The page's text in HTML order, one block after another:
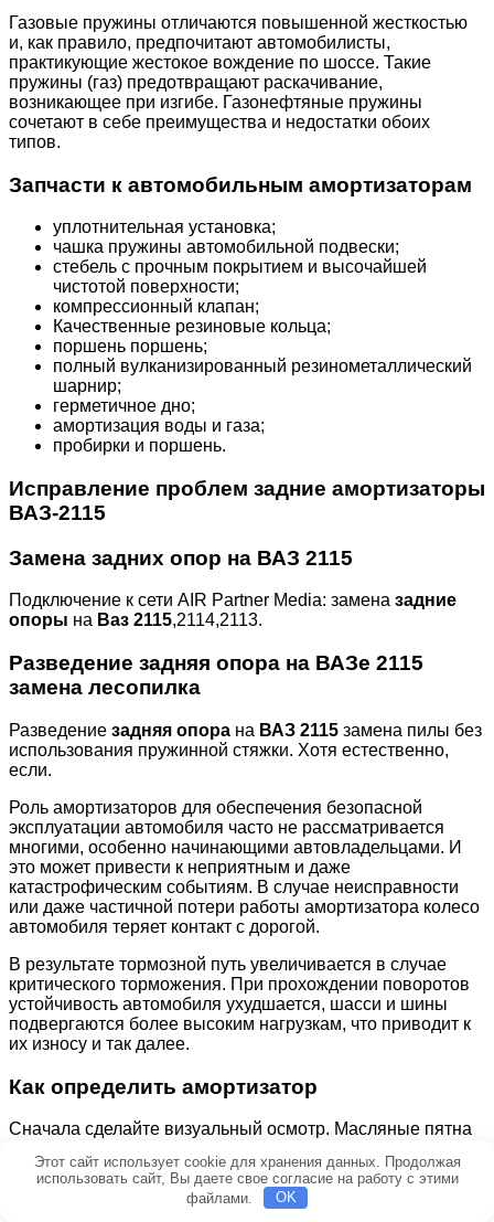
Газовые пружины отличаются повышенной жесткостью
и, как правило, предпочитают автомобилисты,
практикующие жестокое вождение по шоссе. Такие
пружины (газ) предотвращают раскачивание,
возникающее при изгибе. Газонефтяные пружины
сочетают в себе преимущества и недостатки обоих
типов.
Запчасти к автомобильным амортизаторам
уплотнительная установка;
чашка пружины автомобильной подвески;
стебель с прочным покрытием и высочайшей
чистотой поверхности;
компрессионный клапан;
Качественные резиновые кольца;
поршень поршень;
полный вулканизированный резинометаллический
шарнир;
герметичное дно;
амортизация воды и газа;
пробирки и поршень.
Исправление проблем задние амортизаторы
ВАЗ-2115
Замена задних опор на ВАЗ 2115
Подключение к сети AIR Partner Media: замена задние
опоры на Ваз 2115,2114,2113.
Разведение задняя опора на ВАЗе 2115
замена лесопилка
Разведение задняя опора на ВАЗ 2115 замена пилы без
использования пружинной стяжки. Хотя естественно,
если.
Роль амортизаторов для обеспечения безопасной
эксплуатации автомобиля часто не рассматривается
многими, особенно начинающими автовладельцами. И
это может привести к неприятным и даже
катастрофическим событиям. В случае неисправности
или даже частичной потери работы амортизатора колесо
автомобиля теряет контакт с дорогой.
В результате тормозной путь увеличивается в случае
критического торможения. При прохождении поворотов
устойчивость автомобиля ухудшается, шасси и шины
подвергаются более высоким нагрузкам, что приводит к
их износу и так далее.
Как определить амортизатор
Сначала сделайте визуальный осмотр. Масляные пятна
отдачи предупреждают о необходимости замены. Кроме
того, неравномерный износ шин может указывать на
наличие препятствий в задней подвеске.
Этот сайт использует cookie для хранения данных. Продолжая
использовать сайт, Вы даете свое согласие на работу с этими
файлами.
OK